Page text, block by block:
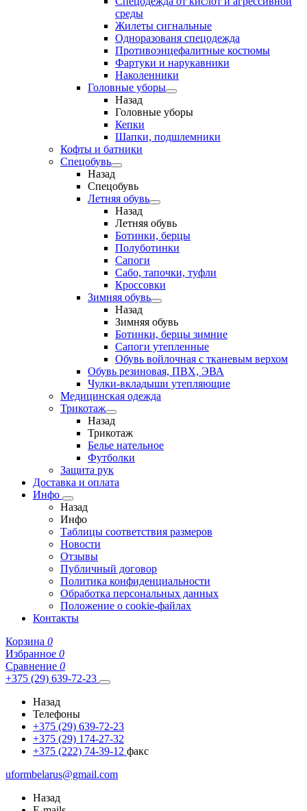
среды
Жилеты сигнальные
Одноразованя спецодежда
Противоэнцефалитные костюмы
Фартуки и нарукавники
Наколенники
Головные уборы
Назад
Головные уборы
Кепки
Шапки, подшлемники
Кофты и батники
Спецобувь
Назад
Спецобувь
Летняя обувь
Назад
Летняя обувь
Ботинки, берцы
Полуботинки
Сапоги
Сабо, тапочки, туфли
Кроссовки
Зимняя обувь
Назад
Зимняя обувь
Ботинки, берцы зимние
Сапоги утепленные
Обувь войлочная с тканевым верхом
Обувь резиновая, ПВХ, ЭВА
Чулки-вкладыши утепляющие
Медицинская одежда
Трикотаж
Назад
Трикотаж
Белье нательное
Футболки
Защита рук
Доставка и оплата
Инфо
Назад
Инфо
Таблицы соответствия размеров
Новости
Отзывы
Публичный договор
Политика конфиденциальности
Обработка персональных данных
Положение о cookie-файлах
Контакты
Корзина 0
Избранное 0
Сравнение 0
+375 (29) 639-72-23
Назад
Телефоны
+375 (29) 639-72-23
+375 (29) 174-27-32
+375 (222) 74-39-12 факс
uformbelarus@gmail.com
Назад